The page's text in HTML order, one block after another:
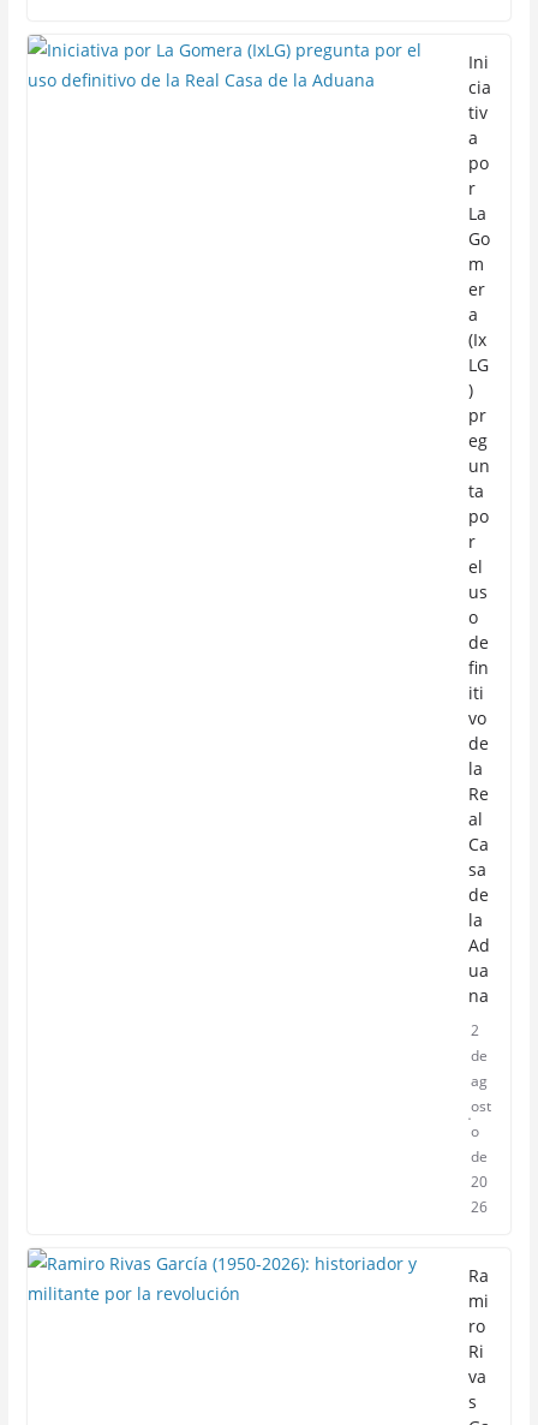
Ini
cia
tiv
a
po
r
La
Go
m
er
a
(Ix
LG
)
pr
eg
un
ta
po
r
el
us
o
de
fin
iti
vo
de
la
Re
al
Ca
sa
de
la
Ad
ua
na
2
de
ag
ost
o
de
20
26
Ra
mi
ro
Ri
va
s